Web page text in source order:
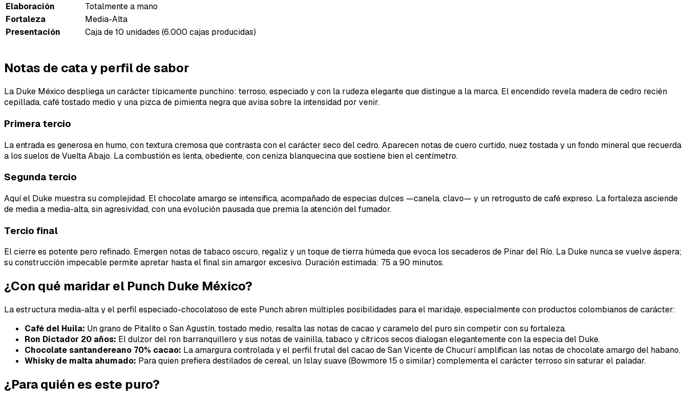
Elaboración
Totalmente a mano
Fortaleza
Media-Alta
Presentación
Caja de 10 unidades (6.000 cajas producidas)
Notas de cata y perfil de sabor
La Duke México despliega un carácter típicamente punchino: terroso, especiado y con la rudeza elegante que distingue a la marca. El encendido revela madera de cedro recién
cepillada, café tostado medio y una pizca de pimienta negra que avisa sobre la intensidad por venir.
Primera tercio
La entrada es generosa en humo, con textura cremosa que contrasta con el carácter seco del cedro. Aparecen notas de cuero curtido, nuez tostada y un fondo mineral que recuerda
a los suelos de Vuelta Abajo. La combustión es lenta, obediente, con ceniza blanquecina que sostiene bien el centímetro.
Segunda tercio
Aquí el Duke muestra su complejidad. El chocolate amargo se intensifica, acompañado de especias dulces —canela, clavo— y un retrogusto de café expreso. La fortaleza asciende
de media a media-alta, sin agresividad, con una evolución pausada que premia la atención del fumador.
Tercio final
El cierre es potente pero refinado. Emergen notas de tabaco oscuro, regaliz y un toque de tierra húmeda que evoca los secaderos de Pinar del Río. La Duke nunca se vuelve áspera;
su construcción impecable permite apretar hasta el final sin amargor excesivo. Duración estimada: 75 a 90 minutos.
¿Con qué maridar el Punch Duke México?
La estructura media-alta y el perfil especiado-chocolatoso de este Punch abren múltiples posibilidades para el maridaje, especialmente con productos colombianos de carácter:
Café del Huila: Un grano de Pitalito o San Agustín, tostado medio, resalta las notas de cacao y caramelo del puro sin competir con su fortaleza.
Ron Dictador 20 años: El dulzor del ron barranquillero y sus notas de vainilla, tabaco y cítricos secos dialogan elegantemente con la especia del Duke.
Chocolate santandereano 70% cacao: La amargura controlada y el perfil frutal del cacao de San Vicente de Chucurí amplifican las notas de chocolate amargo del habano.
Whisky de malta ahumado: Para quien prefiera destilados de cereal, un Islay suave (Bowmore 15 o similar) complementa el carácter terroso sin saturar el paladar.
¿Para quién es este puro?